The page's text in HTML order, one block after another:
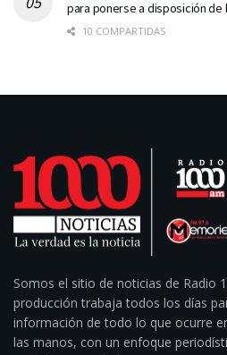
para ponerse a disposición de
10 COMPARTIDAS
Somos el sitio de noticias de Radio
producción trabaja todos los días
información de todo lo que ocurre
las manos, con un enfoque